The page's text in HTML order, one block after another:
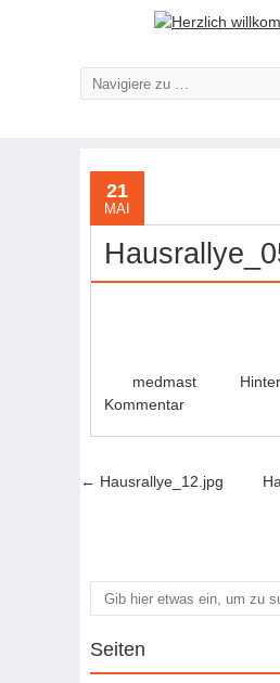
21
MAI
medmast
Kommentar
Artikel-
← Hausrallye_12.jpg
Suchen
Seiten